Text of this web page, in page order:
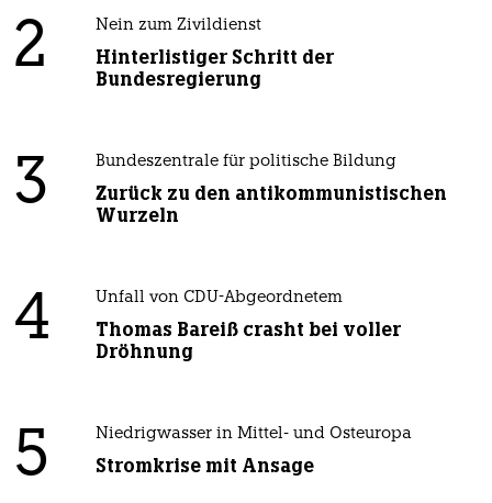
2 Nein zum Zivildienst
Hinterlistiger Schritt der
Bundesregierung
3 Bundeszentrale für politische Bildung
Zurück zu den antikommunistischen
Wurzeln
4 Unfall von CDU-Abgeordnetem
Thomas Bareiß crasht bei voller
Dröhnung
5 Niedrigwasser in Mittel- und Osteuropa
Stromkrise mit Ansage